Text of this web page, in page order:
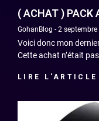
( ACHAT ) PACK
GohanBlog 2 septembre
Voici donc mon
Cette achat n’était
LIRE L'ARTICLE